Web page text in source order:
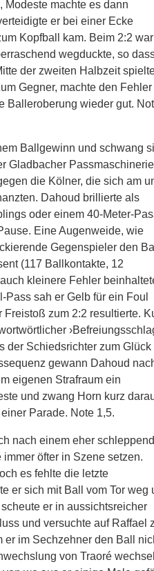
Modeste machte es dann
er bei einer Ecke
Kopfball kam. Beim 2:2 war
wegduckte, so
der zweiten Halbzeit
Gegner, machte den Fehler
Balleroberung wieder gut.
Ballgewinn und schwang
Gladbacher Passmaschinerie
die Kölner, die sich am
Dahoud brillierte als
oder einem 40-Meter-
Eine Augenweide, wie
Gegenspieler den
(117 Ballkontakte, 12
kleinere Fehler
sah er Gelb für ein Foul
zum 2:2 resultierte.
der Schiedsrichter zum Glück
gewann Dahoud
eigenen Strafraum ein
und zwang Horn kurz
Parade. Note 1,5.
nach einem eher
öfter in Szene setzen.
es fehlte die letzte
er sich mit Ball vom Tor weg
er in aussichtsreicher
und versuchte auf Raffael
er im Sechzehner den Ball
von Traoré